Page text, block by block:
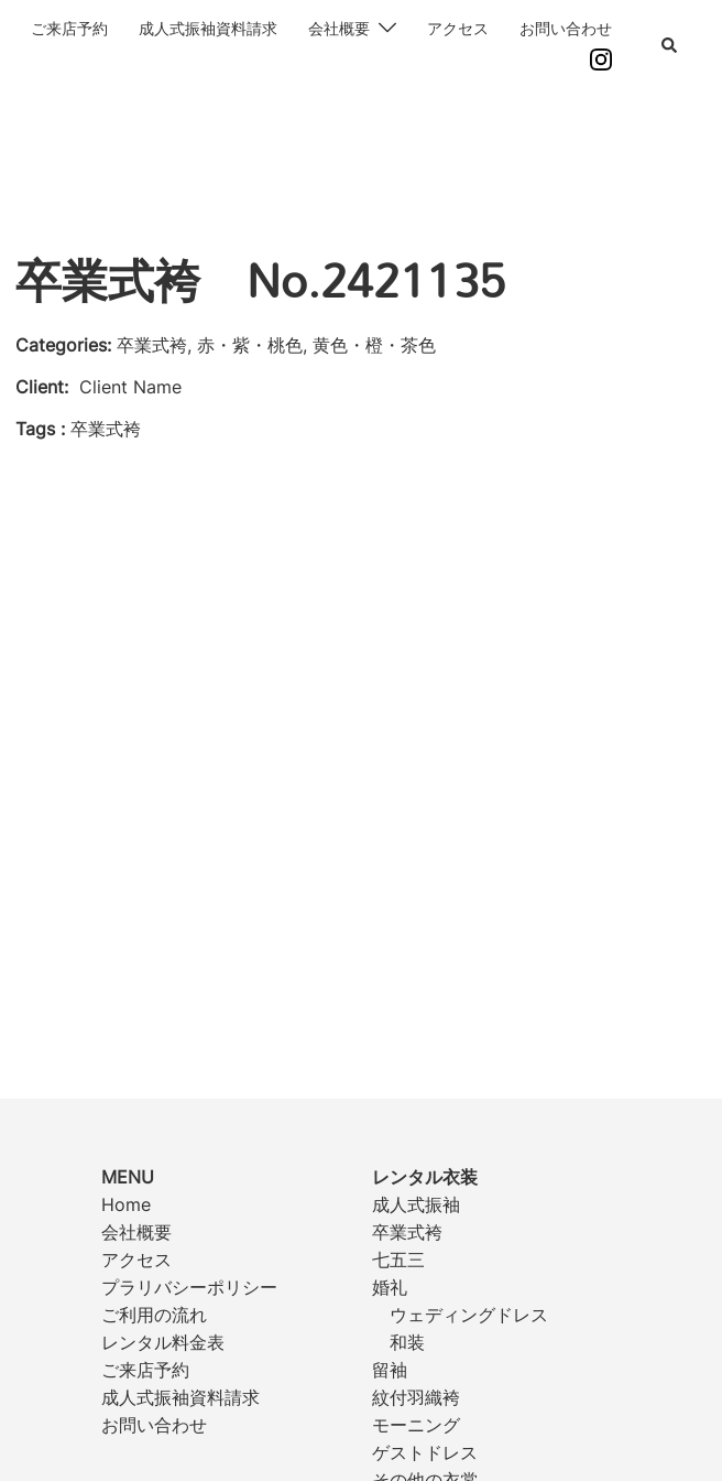
ご来店予約 成人式振袖資料請求 会社概要 アクセス お問い合わせ
卒業式袴 No.2421135
Categories: 卒業式袴, 赤・紫・桃色, 黄色・橙・茶色
Client: Client Name
Tags : 卒業式袴
MENU
Home
会社概要
アクセス
プラリバシーポリシー
ご利用の流れ
レンタル料金表
ご来店予約
成人式振袖資料請求
お問い合わせ
レンタル衣装
成人式振袖
卒業式袴
七五三
婚礼
ウェディングドレス
和装
留袖
紋付羽織袴
モーニング
ゲストドレス